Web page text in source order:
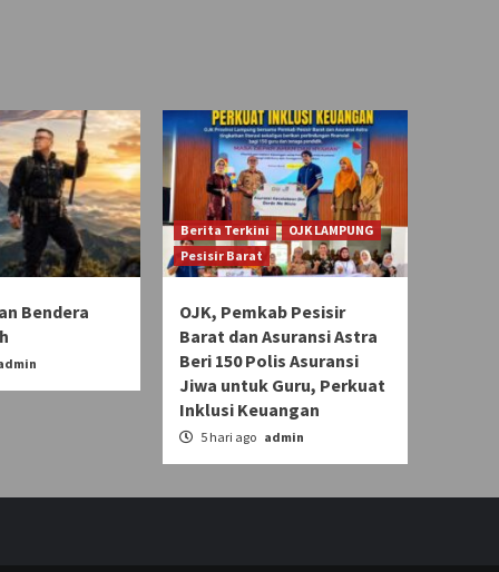
Bendera
Berita Terkini
OJK LAMPUNG
Pesisir Barat
OJK, Pemkab Pesisir
Barat dan Asuransi Astra
Beri 150 Polis Asuransi
Jiwa untuk Guru, Perkuat
Inklusi Keuangan
5 hari ago admin